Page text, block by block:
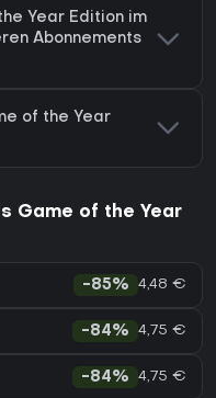
Year Edition im
Abonnements
of the Year
Game of the Year
-85% 4,48 €
-84% 4,75 €
-84% 4,75 €